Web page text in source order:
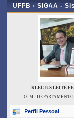
UFPB › SIGAA -
KLECIUS LEITE
CCM -
Perfil Pessoal